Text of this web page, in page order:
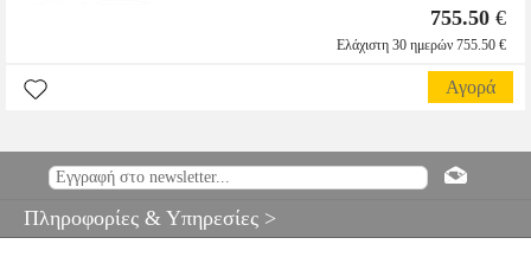
755.50 €
Ελάχιστη 30 ημερών 755.50 €
Αγορά
Πληροφορίες & Υπηρεσίες >